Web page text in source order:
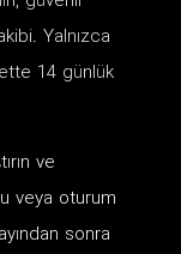
Yalnızca
14 günlük
ve
veya oturum
sonra